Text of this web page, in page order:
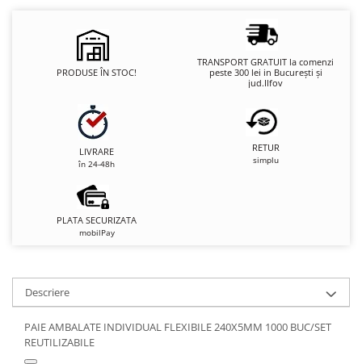
PRODUSE ÎN STOC!
TRANSPORT GRATUIT la comenzi
peste 300 lei in București și
jud.Ilfov
LIVRARE
în 24-48h
RETUR
simplu
PLATA SECURIZATA
mobilPay
Descriere
PAIE AMBALATE INDIVIDUAL FLEXIBILE 240X5MM 1000 BUC/SET
REUTILIZABILE